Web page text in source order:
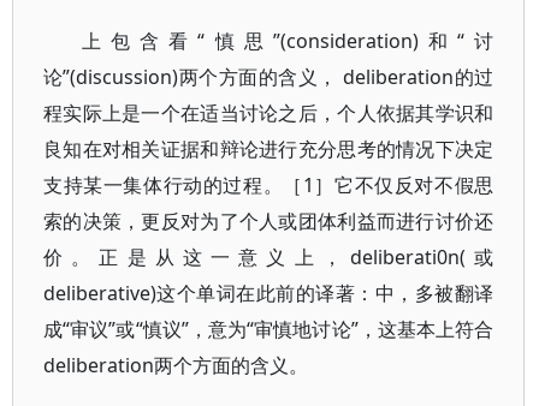
上包含看“慎思”(consideration)和“讨
论”(discussion)两个方面的含义， deliberation的过
程实际上是一个在适当讨论之后，个人依据其学识和
良知在对相关证据和辩论进行充分思考的情况下决定
支持某一集体行动的过程。［1］它不仅反对不假思
索的决策，更反对为了个人或团体利益而进行讨价还
价。正是从这一意义上，deliberati0n(或
deliberative)这个单词在此前的译著：中，多被翻译
成“审议”或“慎议”，意为“审慎地讨论”，这基本上符合
deliberation两个方面的含义。